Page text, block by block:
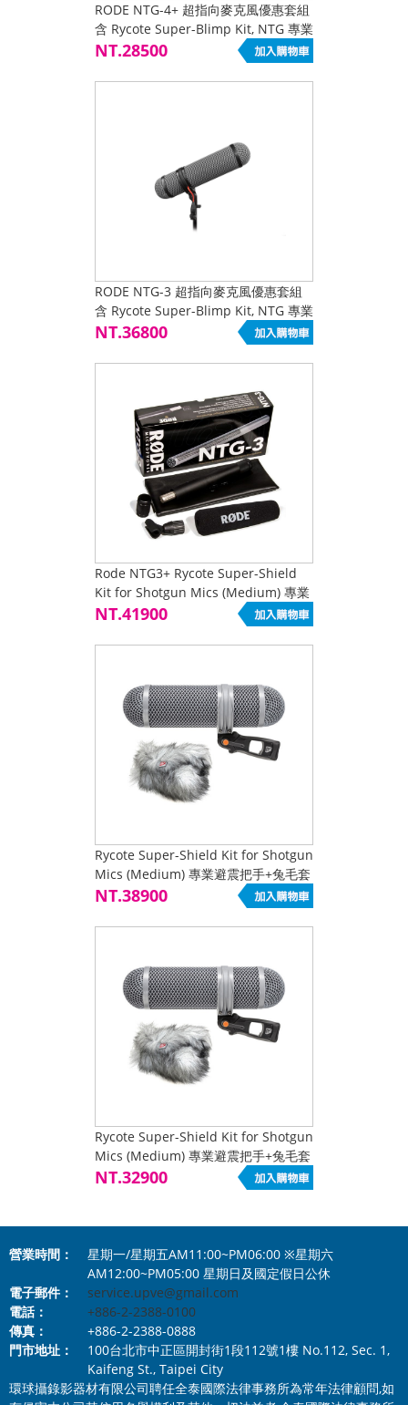
RODE NTG-4+ 超指向麥克風優惠套組
含 Rycote Super-Blimp Kit, NTG 專業
避震把手+兔毛套組 專業避震把手+兔
NT.28500
RODE NTG-3 超指向麥克風優惠套組
含 Rycote Super-Blimp Kit, NTG 專業
避震把手+兔毛套組 專業避震把手+兔
NT.36800
Rode NTG3+ Rycote Super-Shield
Kit for Shotgun Mics (Medium) 專業
避震把手+兔毛套組
NT.41900
Rycote Super-Shield Kit for Shotgun
Mics (Medium) 專業避震把手+兔毛套
組 +GITZO GB3560 碳纖維麥
NT.38900
Rycote Super-Shield Kit for Shotgun
Mics (Medium) 專業避震把手+兔毛套
組 +PROAIM™ 12ft 碳纖維麥
NT.32900
營業時間：
星期一/星期五AM11:00~PM06:00 ※星期六
AM12:00~PM05:00 星期日及國定假日公休
電子郵件：
service.upve@gmail.com
電話：
+886-2-2388-0100
傳真：
+886-2-2388-0888
門市地址：
100台北市中正區開封街1段112號1樓 No.112, Sec. 1,
Kaifeng St., Taipei City
環球攝錄影器材有限公司聘任全泰國際法律事務所為常年法律顧問,如